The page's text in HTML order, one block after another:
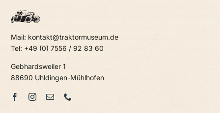
Mail: kontakt@traktormuseum.de
Tel: +49 (0) 7556 / 92 83 60
Gebhardsweiler 1
88690 Uhldingen-Mühlhofen